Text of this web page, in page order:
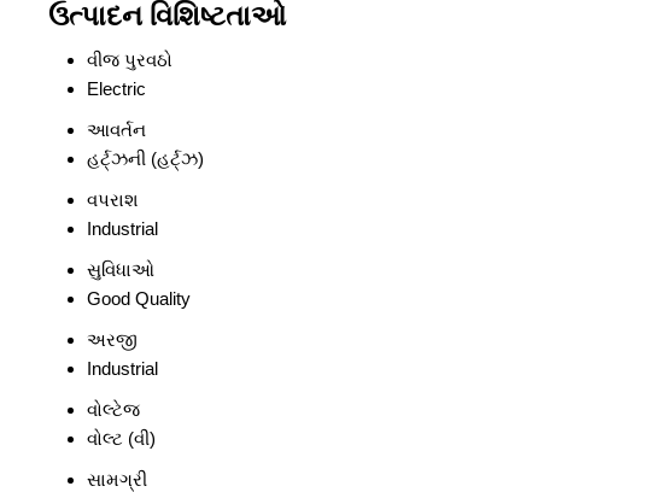
ઉત્પાદન વિશિષ્ટતાઓ
વીજ પુરવઠો
Electric
આવર્તન
હર્ટ્ઝની (હર્ટ્ઝ)
વપરાશ
Industrial
સુવિધાઓ
Good Quality
અરજી
Industrial
વોલ્ટેજ
વોલ્ટ (વી)
સામગ્રી